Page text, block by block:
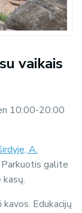
vaikais
10:00-20:00
A.
Parkuotis galite
Edukacijų